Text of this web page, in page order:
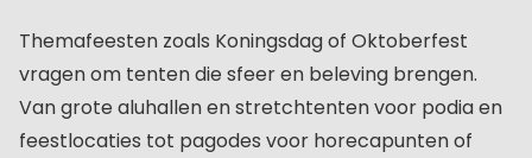
Themafeesten zoals Koningsdag of Oktoberfest
vragen om tenten die sfeer en beleving brengen.
Van grote aluhallen en stretchtenten voor podia en
feestlocaties tot pagodes voor horecapunten of